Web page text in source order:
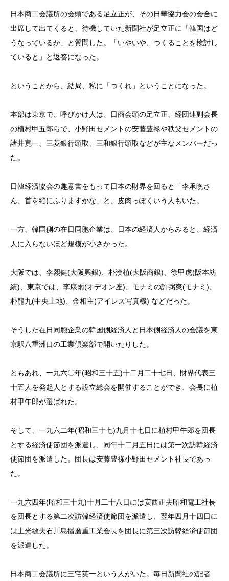
日本商工会議所の会頭である足立正が、その日華協力会の会合に
出席して出てくると、待機していた新聞社が足立正に「韓国はど
うなっているか」と質問した。「いやいや、つくることを検討し
ていると」と返答になった。
ということから、結局、私に「つくれ」ということになった。
本部は東京で、呼びかけ人は、日商会頭の足立正、経団連副会長
の植村甲五郎らで、小野田セメントの安藤豊禄や秩父セメントの
諸井寛一、三菱銀行頭取、三和銀行頭取などが主なメンバーだっ
た。
日韓経済協会の趣意書をもって日本の財界を回ると「李承晩さ
ん、首を縦にふりますかな」と、皮肉っぽくいう人もいた。
一方、韓国側の在日同胞企業は、日本の経済人からみると、経済
人に入らないほど規模が小さかった。
大阪では、李熙健(大阪興銀)、朴漢植(大阪商銀)、徐甲虎(阪本紡
績)、東京では、李康雨(オデオン座)、モナミの許弼爽(モナミ)、
朴龍九(中央土地)、金相主(アイレス写真機) などだった。
そうした在日同胞企業の韓国側経済人と日本側経済人の会議を東
京駅八重洲口の工業倶楽部で開いたりした。
ともあれ、一九六〇年(昭和三十五)十二月二十七日、財界代表三
十五人を発起人とする設立総会を開催することができ、会長に植
村甲午郎が選ばれた。
そして、一九六二年(昭和三十七)九月十七日に植村甲午郎を団長
とする経済使節団を派遣し、同年十二月五日には第一次訪韓経済
使節団を派遣した。団長は安藤豊祿小野田セメント社長であっ
た。
一九六四年(昭和三十九)十月二十八日には安西正夫昭和電工社長
を団長とする第二次訪韓経済使節団を派遣し、翌年四月十四日に
は土光敏夫石川島播磨重工業会長を団長に第三次訪韓経済使節団
を派遣した。
日本商工会議所に三宅英一という人がいた。毎日新聞社の記者